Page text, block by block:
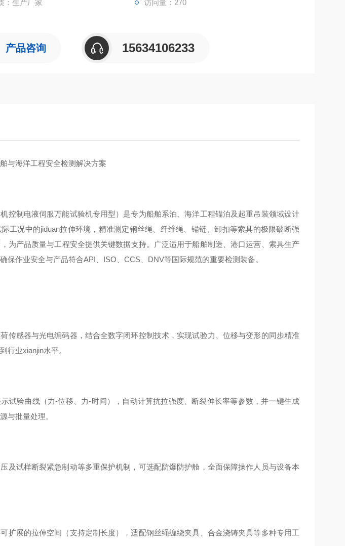
：生产厂家 访问量：270
产品咨询 15634106233
舶与海洋工程安全检测解决方案
机控制电液伺服万能试验机专用型）是专为船舶系泊、海洋工程锚泊及起重吊装领域设计
工况中的jiduan拉伸环境，精准测定钢丝绳、纤维绳、锚链、卸扣等索具的极限破断强
为产品质量与工程安全提供关键数据支持。广泛适用于船舶制造、港口运营、索具生产
保作业安全与产品符合API、ISO、CCS、DNV等国际规范的重要检测装备。
传感器与光电编码器，结合全数字闭环控制技术，实现试验力、位移与变形的同步精准
行业xianjin水平。
试验曲线（力-位移、力-时间），自动计算抗拉强度、断裂伸长率等参数，并一键生成
与批量处理。
及试样断裂紧急制动等多重保护机制，可选配防爆防护舱，全面保障操作人员与设备本
扩展的拉伸空间（支持定制长度），适配钢丝绳缠绕夹具、合金浇铸夹具等多种专用工